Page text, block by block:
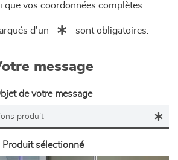
que vos coordonnées complètes.
d'un sont obligatoires.
message
de votre message
Produit sélectionné